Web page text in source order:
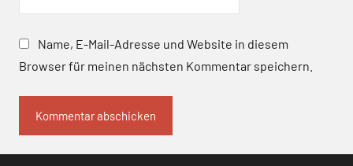
Name, E-Mail-Adresse und Website in diesem
Browser für meinen nächsten Kommentar speichern.